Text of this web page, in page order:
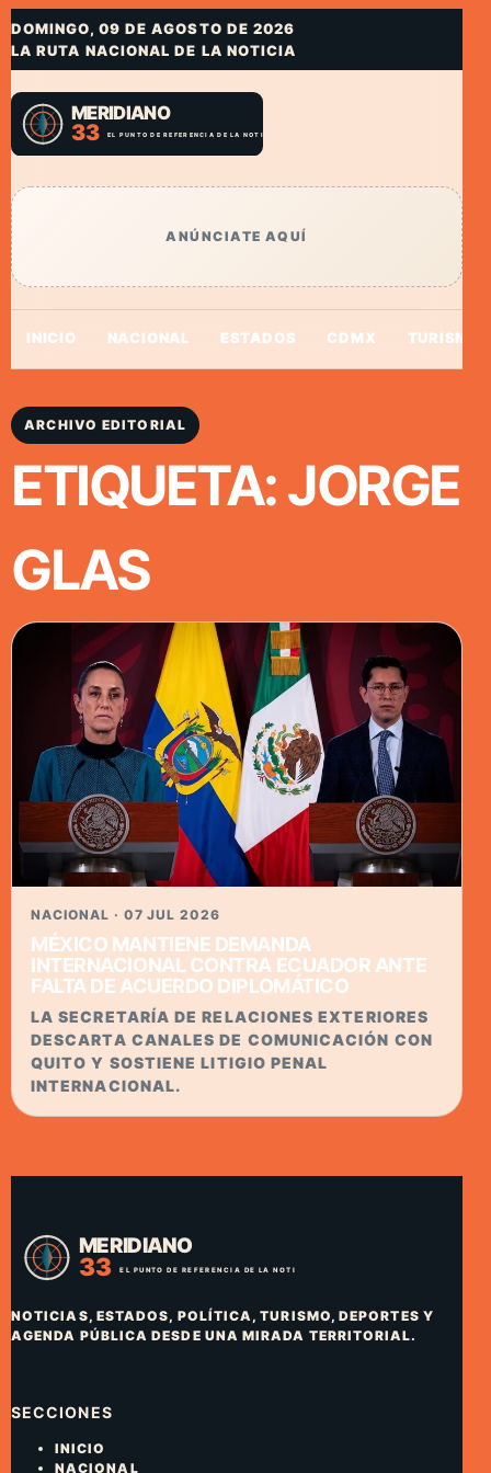
DOMINGO, 09 DE AGOSTO DE 2026
LA RUTA NACIONAL DE LA NOTICIA
ANÚNCIATE AQUÍ
INICIO NACIONAL ESTADOS CDMX TURISMO
ARCHIVO EDITORIAL
ETIQUETA:JORGE
GLAS
NACIONAL · 07 JUL 2026
MÉXICO MANTIENE DEMANDA
INTERNACIONAL CONTRA ECUADOR ANTE
FALTA DE ACUERDO DIPLOMÁTICO
LA SECRETARÍA DE RELACIONES EXTERIORES
DESCARTA CANALES DE COMUNICACIÓN CON
QUITO Y SOSTIENE LITIGIO PENAL
INTERNACIONAL.
NOTICIAS, ESTADOS, POLÍTICA, TURISMO, DEPORTES Y
AGENDA PÚBLICA DESDE UNA MIRADA TERRITORIAL.
SECCIONES
INICIO
NACIONAL